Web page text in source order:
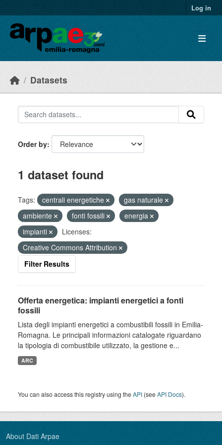
Log in
Datasets
Order by
1 dataset found
Tags: centrali energetiche
gas naturale
ambiente
fonti fossili
energia
impianti
Licenses:
Creative Commons Attribution
Filter Results
Offerta energetica: impianti energetici a fonti
fossili
Lista degli impianti energetici a combustibili fossili in Emilia-
Romagna. Le principali informazioni catalogate riguardano
la tipologia di combustibile utilizzato, la gestione e...
ARC
You can also access this registry using theAPI (seeAPI Docs).
About Dati Arpae